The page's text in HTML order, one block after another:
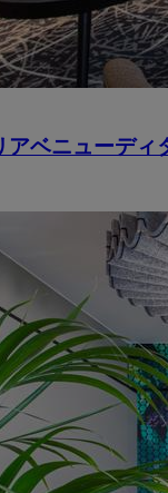
アベニューディ